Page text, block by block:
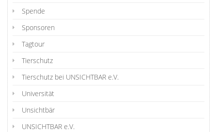
Spende
Sponsoren
Tagtour
Tierschutz
Tierschutz bei UNSICHTBAR e.V.
Universität
Unsichtbär
UNSICHTBAR e.V.